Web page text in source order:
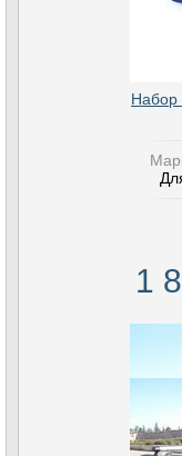
Набор
1